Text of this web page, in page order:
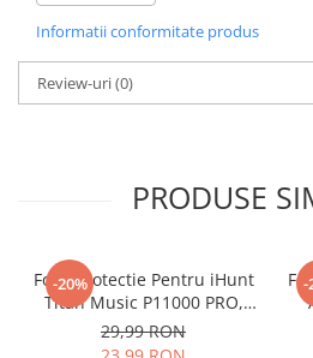
Foliile noastre
Materialul
sticla pe care o
esteNano
Acestag
Informatii conformitate produs
Review-uri(0)
PRODUSE
-20%
Folie Protectie Pentru iHunt
Titan Music P11000 PRO,
VDOO
29,99 RON
-